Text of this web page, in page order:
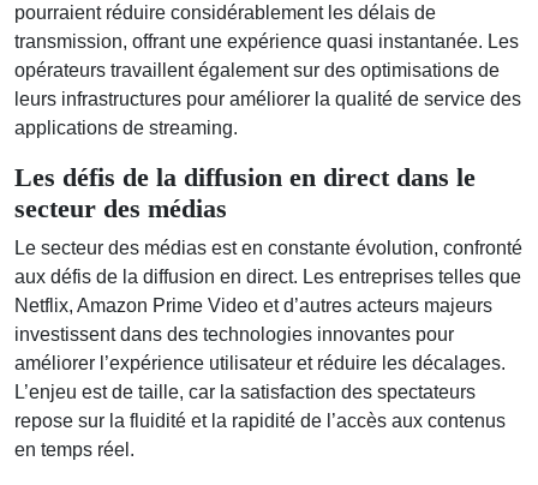
pourraient réduire considérablement les délais de
transmission, offrant une expérience quasi instantanée. Les
opérateurs travaillent également sur des optimisations de
leurs infrastructures pour améliorer la qualité de service des
applications de streaming.
Les défis de la diffusion en direct dans le
secteur des médias
Le secteur des médias est en constante évolution, confronté
aux défis de la diffusion en direct. Les entreprises telles que
Netflix, Amazon Prime Video et d’autres acteurs majeurs
investissent dans des technologies innovantes pour
améliorer l’expérience utilisateur et réduire les décalages.
L’enjeu est de taille, car la satisfaction des spectateurs
repose sur la fluidité et la rapidité de l’accès aux contenus
en temps réel.